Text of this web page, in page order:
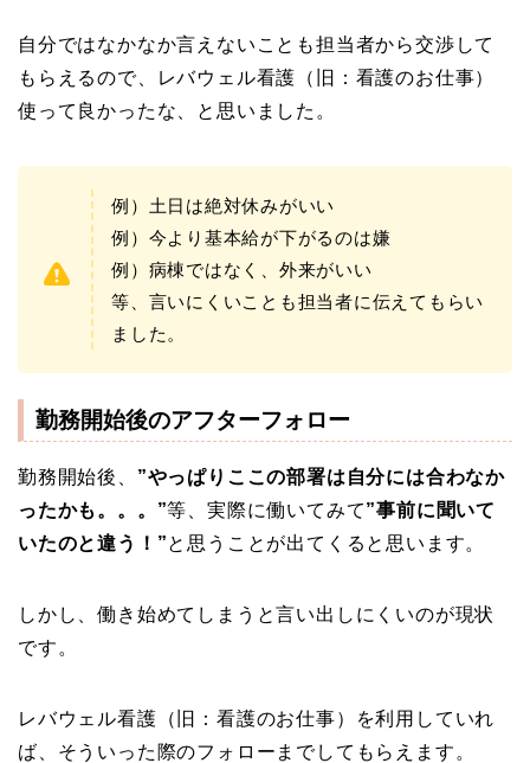
自分ではなかなか言えないことも担当者から交渉して
もらえるので、レバウェル看護（旧：看護のお仕事）
使って良かったな、と思いました。
例）土日は絶対休みがいい
例）今より基本給が下がるのは嫌
例）病棟ではなく、外来がいい
等、言いにくいことも担当者に伝えてもらい
ました。
勤務開始後のアフターフォロー
勤務開始後、 ”やっぱりここの部署は自分には合わなか
ったかも。。。”等、実際に働いてみて”事前に聞いて
いたのと違う！”と思うことが出てくると思います。
しかし、働き始めてしまうと言い出しにくいのが現状
です。
レバウェル看護（旧：看護のお仕事）を利用していれ
ば、そういった際のフォローまでしてもらえます。